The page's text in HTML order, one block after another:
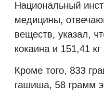
Национальный
медицины,
веществ, указал,
кокаина и 151,41
Кроме того, 833
гашиша, 58 грамм